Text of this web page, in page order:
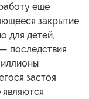
еще
закрытие
для детей,
последствия
застоя